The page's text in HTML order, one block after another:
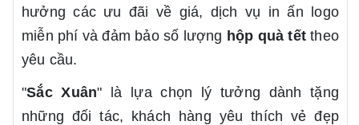
hưởng các ưu đãi về giá, dịch vụ in ấn logo
miễn phí và đảm bảo số lượng hộp quà tết theo
yêu cầu.
"Sắc Xuân" là lựa chọn lý tưởng dành tặng
những đối tác, khách hàng yêu thích vẻ đẹp